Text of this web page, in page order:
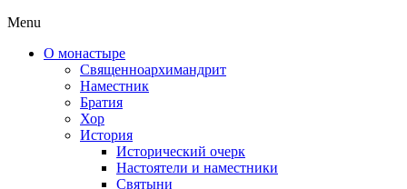
Menu
О монастыре
Священноархимандрит
Наместник
Братия
Хор
История
Исторический очерк
Настоятели и наместники
Святыни